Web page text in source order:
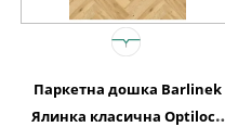
Паркетна дошка Barlinek
Ялинка класична Optilock